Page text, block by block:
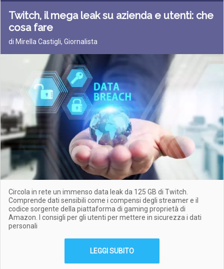
Twitch, il mega leak su azienda e utenti: che
cosa fare
di Mirella Castigli, Giornalista
Circola in rete un immenso data leak da 125 GB di Twitch.
Comprende dati sensibili come i compensi degli streamer e il
codice sorgente della piattaforma di gaming proprietà di
Amazon. I consigli per gli utenti per mettere in sicurezza i dati
personali
LEGGI SUBITO